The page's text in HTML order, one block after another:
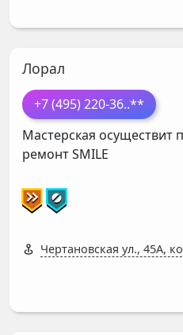
Лорал
+7 (495) 220-36..**
Мастерская осуществит
ремонтSMILE
Чертановская ул., 45А,